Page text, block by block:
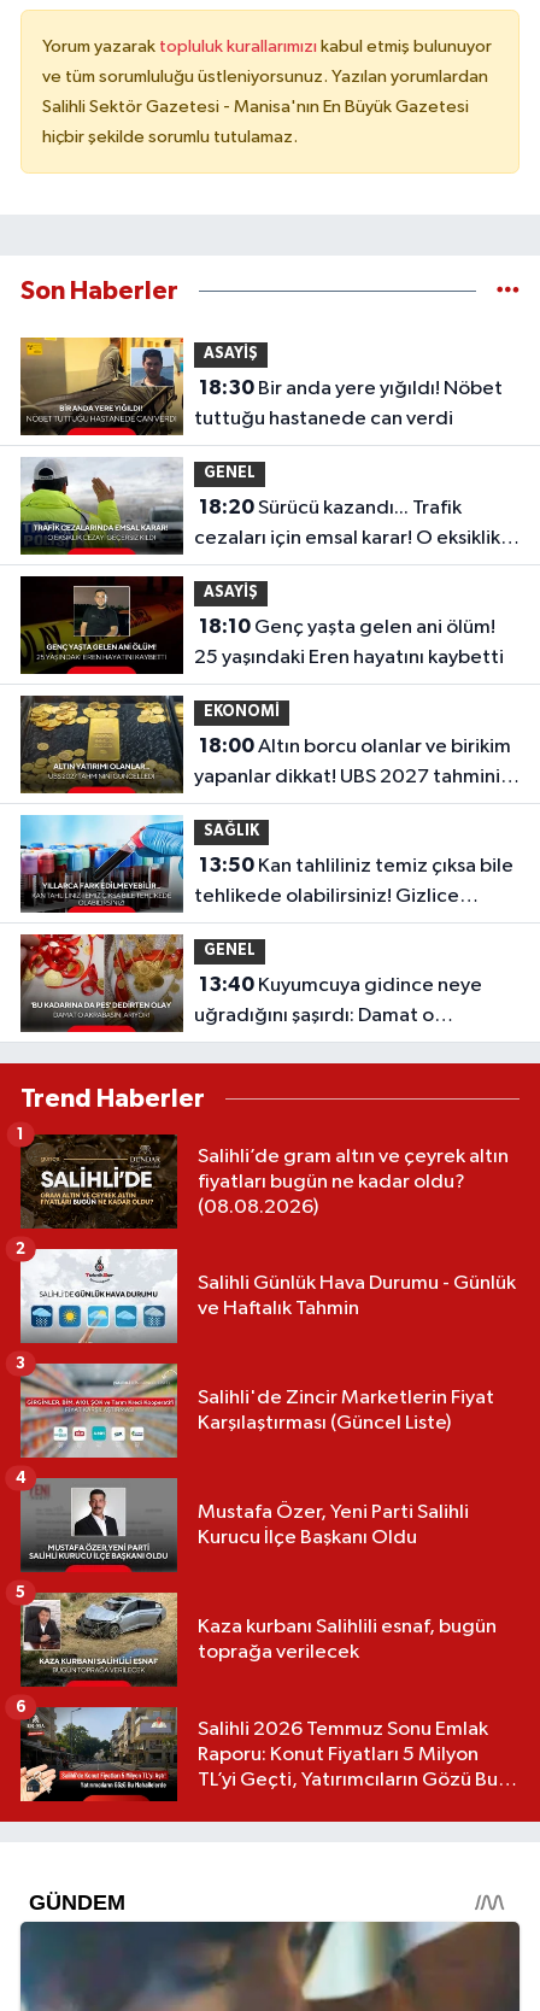
Yorum yazarak topluluk kurallarımızı kabul etmiş bulunuyor
ve tüm sorumluluğu üstleniyorsunuz. Yazılan yorumlardan
Salihli Sektör Gazetesi - Manisa'nın En Büyük Gazetesi
hiçbir şekilde sorumlu tutulamaz.
Son Haberler
ASAYİŞ
18:30Bir anda yere yığıldı! Nöbet
tuttuğu hastanede can verdi
GENEL
18:20Sürücü kazandı... Trafik
cezaları için emsal karar! O eksiklik
cezayı geçersiz kıldı
ASAYİŞ
18:10Genç yaşta gelen ani ölüm!
25 yaşındaki Eren hayatını kaybetti
EKONOMİ
18:00Altın borcu olanlar ve birikim
yapanlar dikkat! UBS 2027 tahminini
güncelledi
SAĞLIK
13:50Kan tahliliniz temiz çıksa bile
tehlikede olabilirsiniz! Gizlice
ilerleyen o sinsi tehlike...
GENEL
13:40Kuyumcuya gidince neye
uğradığını şaşırdı: Damat o
akrabasını arıyor!
Trend Haberler
Salihli’de gram altın ve çeyrek altın
fiyatları bugün ne kadar oldu?
(08.08.2026)
1
Salihli Günlük Hava Durumu - Günlük
ve Haftalık Tahmin
2
Salihli'de Zincir Marketlerin Fiyat
Karşılaştırması (Güncel Liste)
3
Mustafa Özer, Yeni Parti Salihli
Kurucu İlçe Başkanı Oldu
4
Kaza kurbanı Salihlili esnaf, bugün
toprağa verilecek
5
Salihli 2026 Temmuz Sonu Emlak
Raporu: Konut Fiyatları 5 Milyon
TL’yi Geçti, Yatırımcıların Gözü Bu
6